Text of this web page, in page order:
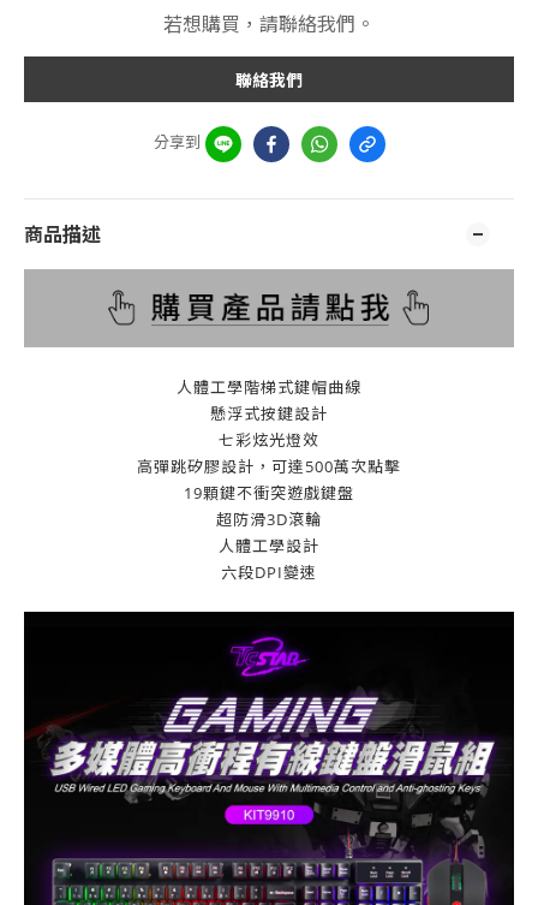
若想購買，請聯絡我們。
聯絡我們
分享到
商品描述
人體工學階梯式鍵帽曲線
懸浮式按鍵設計
七彩炫光燈效
高彈跳矽膠設計，可達500萬次點擊
19顆鍵不衝突遊戲鍵盤
超防滑3D滾輪
人體工學設計
六段DPI變速